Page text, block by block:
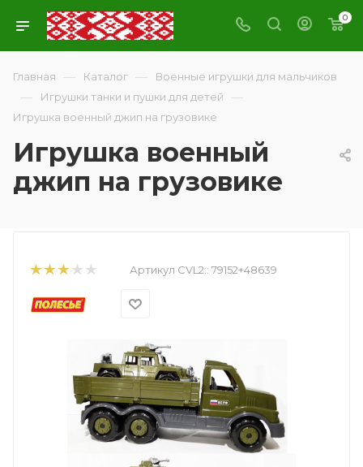
0
Главная — Каталог — Военные игрушки для мальчиков
— Игрушки танки и пушки для детей —
Игрушка военный джип на грузовике
Игрушка военный
джип на грузовике
Артикул CVL2:: 79152+48639